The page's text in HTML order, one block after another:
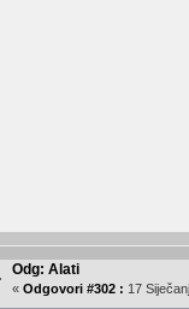
Odg: Alati
« Odgovori #302 : 17